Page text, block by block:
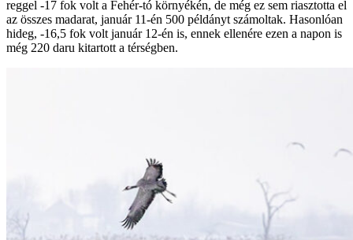
reggel -17 fok volt a Fehér-tó környékén, de még ez sem riasztotta el
az összes madarat, január 11-én 500 példányt számoltak. Hasonlóan
hideg, -16,5 fok volt január 12-én is, ennek ellenére ezen a napon is
még 220 daru kitartott a térségben.